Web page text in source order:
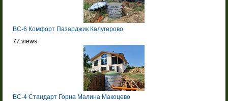
BC-6 Комфорт Пазарджик Калугерово
77 views
BC-4 Стандарт Горна Малина Макоцево